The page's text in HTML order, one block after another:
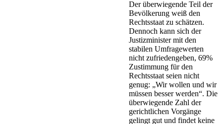
Der überwiegende Teil der
Bevölkerung weiß den
Rechtsstaat zu schätzen.
Dennoch kann sich der
Justizminister mit den
stabilen Umfragewerten
nicht zufriedengeben, 69%
Zustimmung für den
Rechtsstaat seien nicht
genug: „Wir wollen und wir
müssen besser werden“. Die
überwiegende Zahl der
gerichtlichen Vorgänge
gelingt gut und findet keine